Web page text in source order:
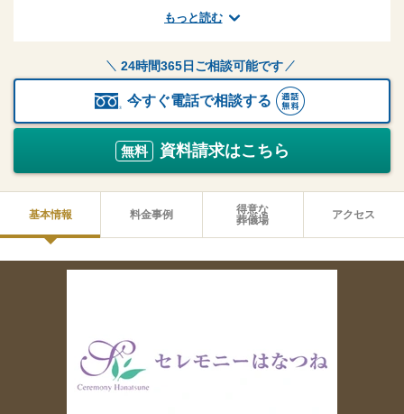
もっと読む
トを行うことを使命としております。「今、お葬式は準備を
た上で、お客様自身でご判断ください。二度とない最後の大
切な時間、かけがえのない人を想う気持ちに心をこめて、全
24時間365日ご相談可能です
今すぐ電話で相談する
無料 資料請求はこちら
基本情報 料金事例
得意な
葬儀場
アクセス